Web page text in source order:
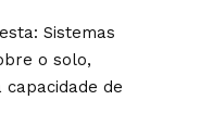
Sistemas
o solo,
de